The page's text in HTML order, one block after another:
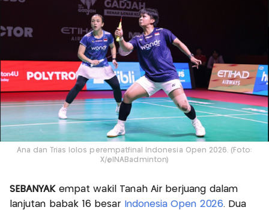
Ana dan Trias lolos perempatfinal Indonesia Open 2026. (Foto:
X/@INABadminton)
SEBANYAK empat wakil Tanah Air berjuang dalam
lanjutan babak 16 besar
Indonesia Open 2026. Dua